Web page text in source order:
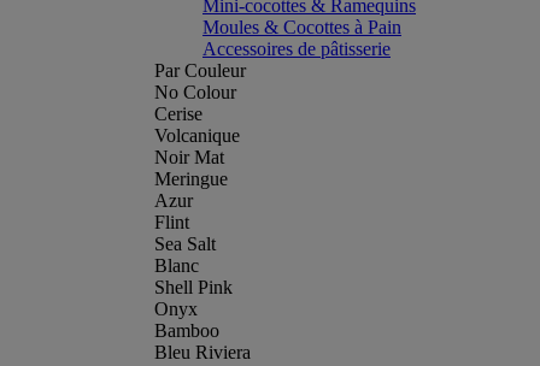
Mini-cocottes & Ramequins
Moules & Cocottes à Pain
Accessoires de pâtisserie
Par Couleur
No Colour
Cerise
Volcanique
Noir Mat
Meringue
Azur
Flint
Sea Salt
Blanc
Shell Pink
Onyx
Bamboo
Bleu Riviera